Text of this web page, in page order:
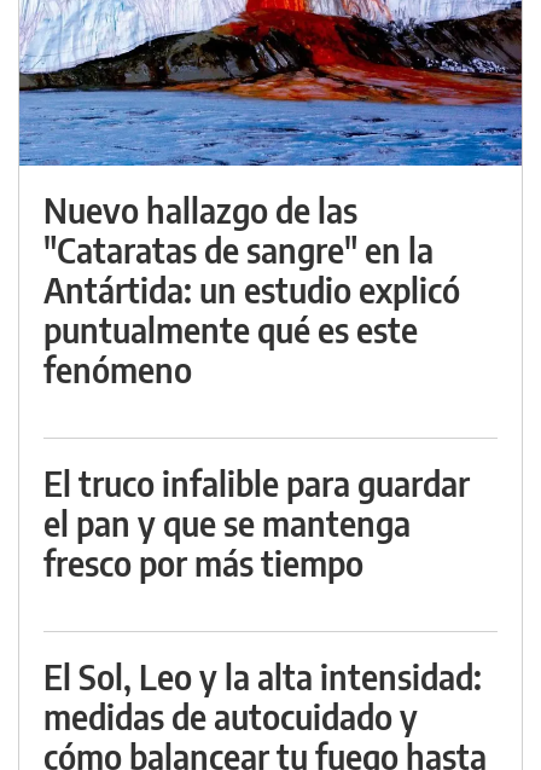
Nuevo hallazgo de las
"Cataratas de sangre" en la
Antártida: un estudio explicó
puntualmente qué es este
fenómeno
El truco infalible para guardar
el pan y que se mantenga
fresco por más tiempo
El Sol, Leo y la alta intensidad:
medidas de autocuidado y
cómo balancear tu fuego hasta